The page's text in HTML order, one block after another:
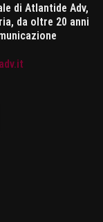
di Atlantide Adv,
da oltre 20 anni